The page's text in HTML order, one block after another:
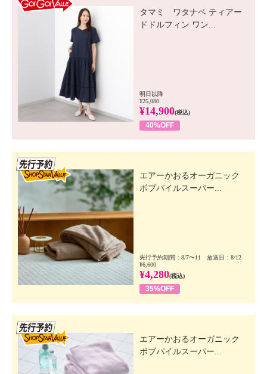
タマミ ワタナベ ティアー
ドドルフィン ワン...
明日以降
¥25,080
¥14,900(税込)
40%OFF
エアーかおるオーガニック
ボブパイルスーパー...
先行予約期間：8/7〜11 放送日：8/12
¥6,600
¥4,280(税込)
35%OFF
エアーかおるオーガニック
ボブパイルスーパー...